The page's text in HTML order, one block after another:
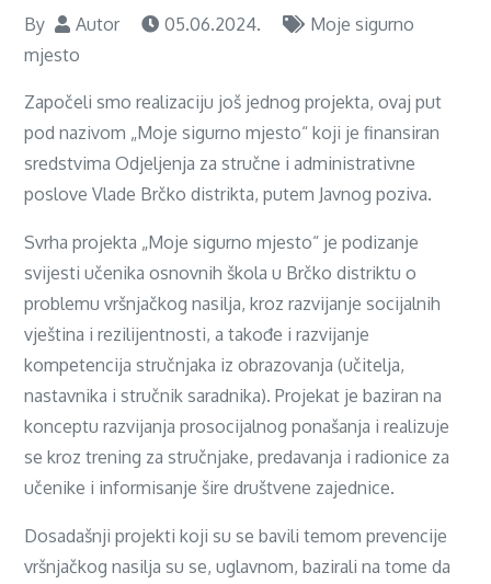
By Autor 05.06.2024.
Moje sigurno
mjesto
Započeli smo realizaciju još jednog projekta, ovaj put
pod nazivom „Moje sigurno mjesto“ koji je finansiran
sredstvima Odjeljenja za stručne i administrativne
poslove Vlade Brčko distrikta, putem Javnog poziva.
Svrha projekta „Moje sigurno mjesto“ je podizanje
svijesti učenika osnovnih škola u Brčko distriktu o
problemu vršnjačkog nasilja, kroz razvijanje socijalnih
vještina i rezilijentnosti, a takođe i razvijanje
kompetencija stručnjaka iz obrazovanja (učitelja,
nastavnika i stručnik saradnika). Projekat je baziran na
konceptu razvijanja prosocijalnog ponašanja i realizuje
se kroz trening za stručnjake, predavanja i radionice za
učenike i informisanje šire društvene zajednice.
Dosadašnji projekti koji su se bavili temom prevencije
vršnjačkog nasilja su se, uglavnom, bazirali na tome da